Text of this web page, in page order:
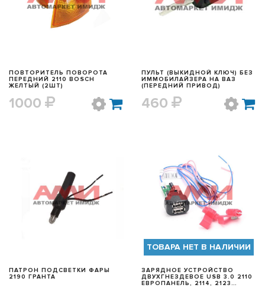
ПОВТОРИТЕЛЬ ПОВОРОТА
ПЕРЕДНИЙ 2110 BOSCH
ЖЕЛТЫЙ (2ШТ)
1000
ПУЛЬТ (ВЫКИДНОЙ КЛЮЧ) БЕЗ
ИММОБИЛАЙЗЕРА НА ВАЗ
(ПЕРЕДНИЙ ПРИВОД)
460
БЫСТРЫЙ ПРОСМОТР
ПАТРОН ПОДСВЕТКИ ФАРЫ
2190 ГРАНТА
БЫСТРЫЙ ПРОСМОТР
ТОВАРА НЕТ В НАЛИЧИИ
ЗАРЯДНОЕ УСТРОЙСТВО
ДВУХГНЕЗДЕВОЕ USB 3.0 2110
ЕВРОПАНЕЛЬ, 2114, 2123